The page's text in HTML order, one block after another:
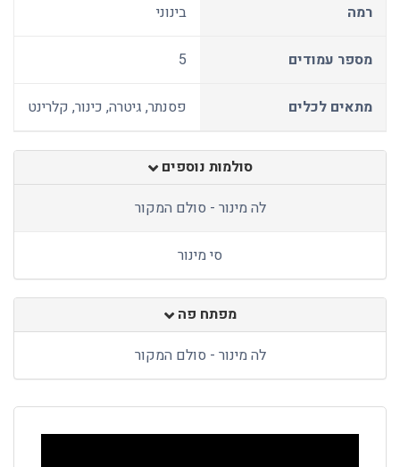
רמה בינוני
מספר עמודים 5
מתאים לכלים פסנתר, גיטרה, כינור, קלרינט
סולמות נוספים
לה מינור - סולם המקור
סי מינור
מפתח פה
לה מינור - סולם המקור